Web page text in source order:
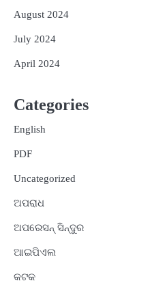
August 2024
July 2024
April 2024
Categories
English
PDF
Uncategorized
ଅପରାଧ
ଅପରେସନ୍ ସିନ୍ଦୁର
ଆଇପିଏଲ
କଟକ